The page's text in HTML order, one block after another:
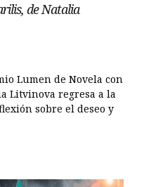
de Natalia
Lumen de Novela con
Litvinova regresa a la
sobre el deseo y